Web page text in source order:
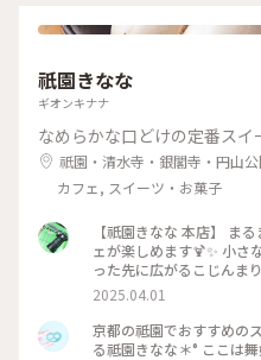
ても疲れます… 夕方の空
祇園きなな
ギオンキナナ
なめらかな口どけの定番スイ
祇園・清水寺・銀閣寺・円山公
カフェ, スイーツ・お菓子
【祇園きなな 本店】 ま
ェが楽しめます🍹✨ 小さ
った先に広がるこじんま
パフェはきなこや抹茶、
ラミスの入ったイタリア
アイスの食べ比べやふわ
ッシュのようなフードメ
2025.04.01
京都の祗園でおすすめの
る祗園きなな＊° ここは